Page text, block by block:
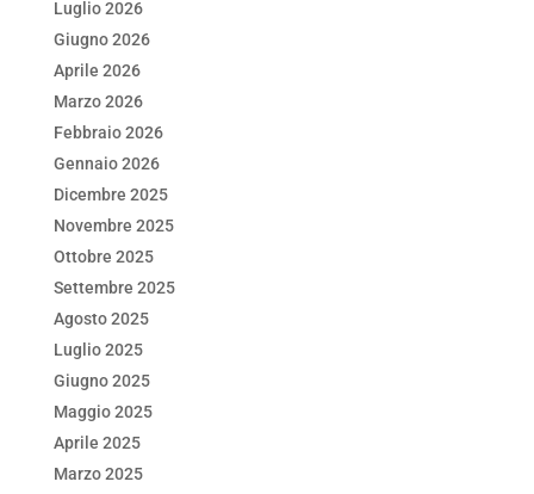
b
o
o
k
Luglio 2026
Giugno 2026
Aprile 2026
Marzo 2026
Febbraio 2026
Gennaio 2026
Dicembre 2025
Novembre 2025
Ottobre 2025
Settembre 2025
Agosto 2025
Luglio 2025
Giugno 2025
Maggio 2025
Aprile 2025
Marzo 2025